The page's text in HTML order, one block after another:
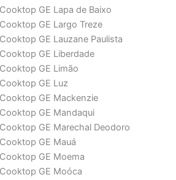
GE Lapa de Baixo
GE Largo Treze
GE Lauzane Paulista
GE Liberdade
GE Limão
GE Luz
GE Mackenzie
GE Mandaqui
GE Marechal Deodoro
GE Mauá
GE Moema
GE Moóca